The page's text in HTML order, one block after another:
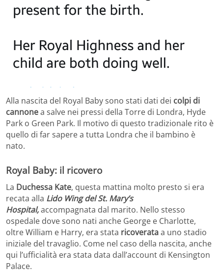
Alla nascita del Royal Baby sono stati dati dei colpi di
cannonea salve nei pressi della Torre di Londra, Hyde
Park o Green Park. Il motivo di questo tradizionale rito è
quello di far sapere a tutta Londra che il bambino è
nato.
Royal Baby: il ricovero
La Duchessa Kate, questa mattina molto presto si era
recata alla Lido Wing del St. Mary’s
Hospital,accompagnata dal marito. Nello stesso
ospedale dove sono nati anche George e Charlotte,
oltre William e Harry, era stata ricoverataa uno stadio
iniziale del travaglio. Come nel caso della nascita, anche
qui l’ufficialità era stata data dall’account di Kensington
Palace.